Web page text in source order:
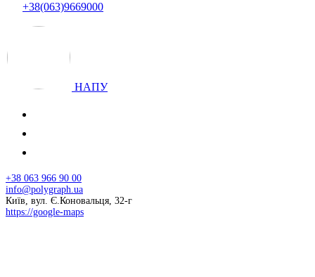
+38(063)9669000
НАПУ
+38 063 966 90 00
info@polygraph.ua
Київ, вул. Є.Коновальця, 32-г
https://google-maps